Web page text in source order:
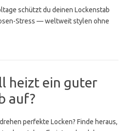
schützt du deinen Lockenstab
Stress — weltweit stylen ohne
heizt ein guter
auf?
perfekte Locken? Finde heraus,